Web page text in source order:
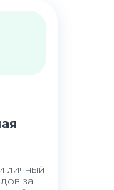
личный
за